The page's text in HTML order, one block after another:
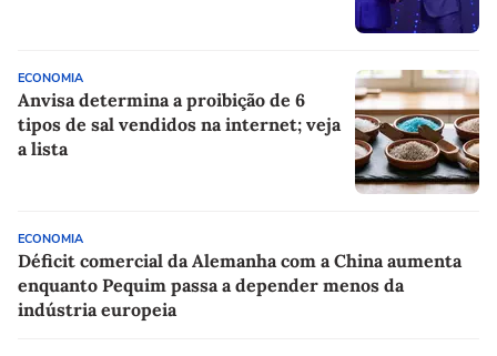
ECONOMIA
Anvisa determina a proibição de 6
tipos de sal vendidos na internet; veja
a lista
ECONOMIA
Déficit comercial da Alemanha com a China aumenta
enquanto Pequim passa a depender menos da
indústria europeia